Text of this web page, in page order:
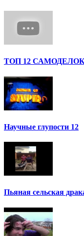
ТОП 12 САМОДЕЛОК
Научные глупости 12
Пьяная сельская